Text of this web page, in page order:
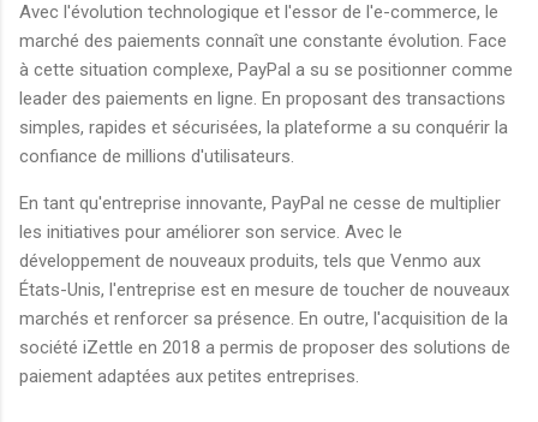
Avec l'évolution technologique et l'essor de l'e-commerce, le
marché des paiements connaît une constante évolution. Face
à cette situation complexe, PayPal a su se positionner comme
leader des paiements en ligne. En proposant des transactions
simples, rapides et sécurisées, la plateforme a su conquérir la
confiance de millions d'utilisateurs.
En tant qu'entreprise innovante, PayPal ne cesse de multiplier
les initiatives pour améliorer son service. Avec le
développement de nouveaux produits, tels que Venmo aux
États-Unis, l'entreprise est en mesure de toucher de nouveaux
marchés et renforcer sa présence. En outre, l'acquisition de la
société iZettle en 2018 a permis de proposer des solutions de
paiement adaptées aux petites entreprises.